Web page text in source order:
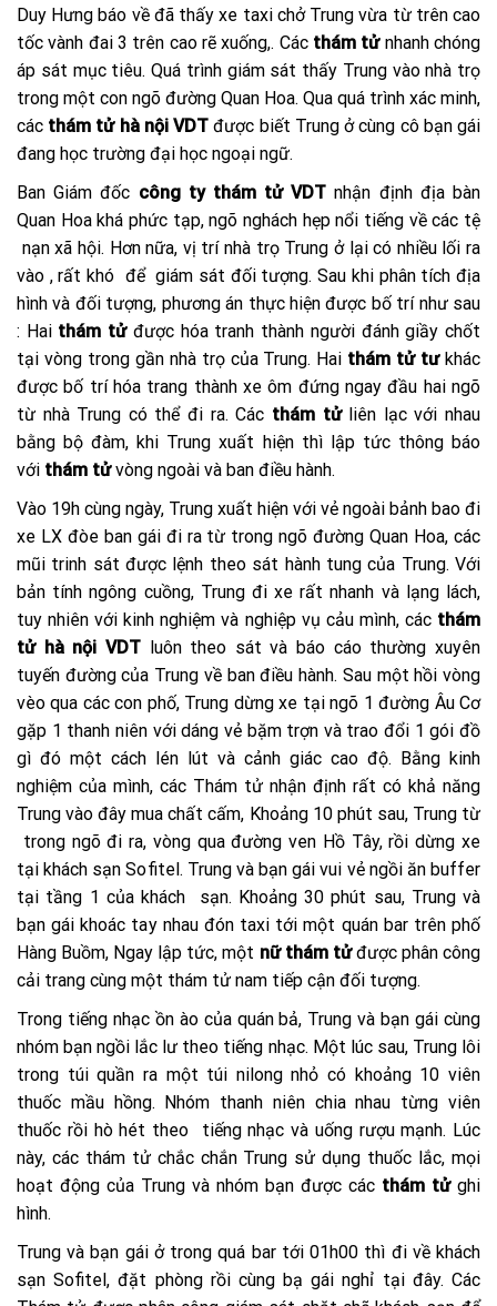
Duy Hưng báo về đã thấy xe taxi chở Trung vừa từ trên cao
tốc vành đai 3 trên cao rẽ xuống,. Các thám tửnhanh chóng
áp sát mục tiêu. Quá trình giám sát thấy Trung vào nhà trọ
trong một con ngõ đường Quan Hoa. Qua quá trình xác minh,
các thám tử hà nội VDT được biết Trung ở cùng cô bạn gái
đang học trường đại học ngoại ngữ.
Ban Giám đốc công ty thám tử VDT nhận định địa bàn
Quan Hoa khá phức tạp, ngõ nghách hẹp nổi tiếng về các tệ
nạn xã hội. Hơn nữa, vị trí nhà trọ Trung ở lại có nhiều lối ra
vào , rất khó để giám sát đối tượng. Sau khi phân tích địa
hình và đối tượng, phương án thực hiện được bố trí như sau
: Hai thám tửđược hóa tranh thành người đánh giầy chốt
tại vòng trong gần nhà trọ của Trung. Hai thám tử tư khác
được bố trí hóa trang thành xe ôm đứng ngay đầu hai ngõ
từ nhà Trung có thể đi ra. Các thám tửliên lạc với nhau
bằng bộ đàm, khi Trung xuất hiện thì lập tức thông báo
với thám tửvòng ngoài và ban điều hành.
Vào 19h cùng ngày, Trung xuất hiện với vẻ ngoài bảnh bao đi
xe LX đòe ban gái đi ra từ trong ngõ đường Quan Hoa, các
mũi trinh sát được lệnh theo sát hành tung của Trung. Với
bản tính ngông cuồng, Trung đi xe rất nhanh và lạng lách,
tuy nhiên với kinh nghiệm và nghiệp vụ cảu mình, các thám
tử hà nội VDTluôn theo sát và báo cáo thường xuyên
tuyến đường của Trung về ban điều hành. Sau một hồi vòng
vèo qua các con phố, Trung dừng xe tại ngõ 1 đường Âu Cơ
gặp 1 thanh niên với dáng vẻ bặm trợn và trao đổi 1 gói đồ
gì đó một cách lén lút và cảnh giác cao độ. Bằng kinh
nghiệm của mình, các Thám tử nhận định rất có khả năng
Trung vào đây mua chất cấm, Khoảng 10 phút sau, Trung từ
trong ngõ đi ra, vòng qua đường ven Hồ Tây, rồi dừng xe
tại khách sạn Sofitel. Trung và bạn gái vui vẻ ngồi ăn buffer
tại tầng 1 của khách sạn. Khoảng 30 phút sau, Trung và
bạn gái khoác tay nhau đón taxi tới một quán bar trên phố
Hàng Buồm, Ngay lập tức, một nữ thám tửđược phân công
cải trang cùng một thám tử nam tiếp cận đối tượng.
Trong tiếng nhạc ồn ào của quán bả, Trung và bạn gái cùng
nhóm bạn ngồi lắc lư theo tiếng nhạc. Một lúc sau, Trung lôi
trong túi quần ra một túi nilong nhỏ có khoảng 10 viên
thuốc mầu hồng. Nhóm thanh niên chia nhau từng viên
thuốc rồi hò hét theo tiếng nhạc và uống rượu mạnh. Lúc
này, các thám tử chắc chắn Trung sử dụng thuốc lắc, mọi
hoạt động của Trung và nhóm bạn được các thám tử ghi
hình.
Trung và bạn gái ở trong quá bar tới 01h00 thì đi về khách
sạn Sofitel, đặt phòng rồi cùng bạ gái nghỉ tại đây. Các